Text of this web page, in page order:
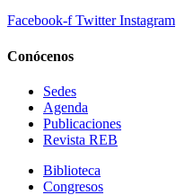
Facebook-f Twitter Instagram
Conócenos
Sedes
Agenda
Publicaciones
Revista REB
Biblioteca
Congresos